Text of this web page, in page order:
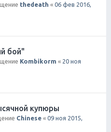
thedeath « 06 фев 2016,
бой"
Kombikorm « 20 ноя
купюры
Chinese « 09 ноя 2015,